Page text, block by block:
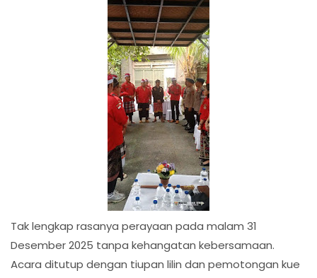
Tak lengkap rasanya perayaan pada malam 31
Desember 2025 tanpa kehangatan kebersamaan.
Acara ditutup dengan tiupan lilin dan pemotongan kue